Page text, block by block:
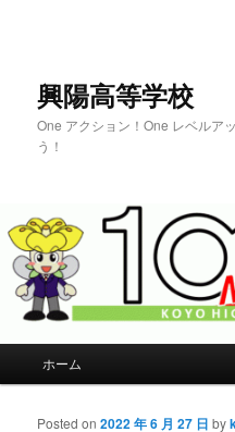
興陽高等学校
One アクション！One レベルア
う！
メインコンテンツへ移動
サブコンテンツへ移動
ホーム
Posted on2022 年 6 月 27 日 by